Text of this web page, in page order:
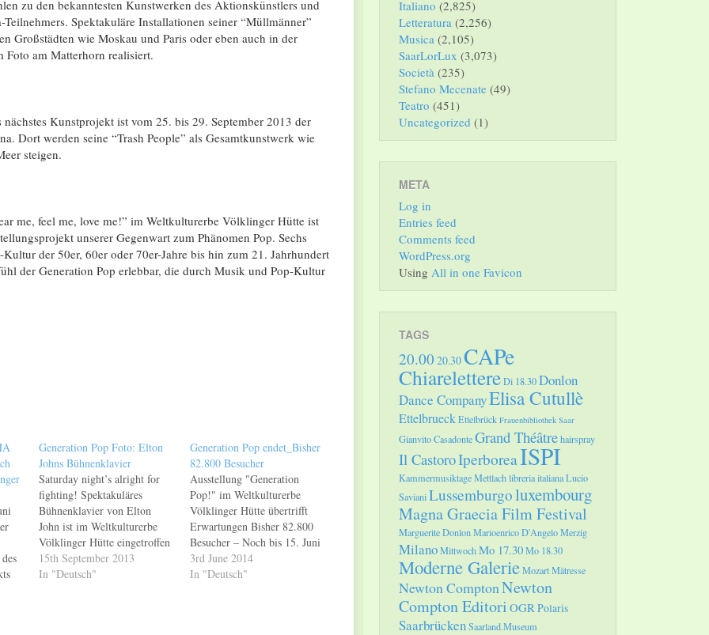
zu den bekanntesten Kunstwerken des Aktionskünstlers und
Spektakuläre Installationen seiner “Müllmänner”
Großstädten wie Moskau und Paris oder eben auch in der
am Matterhorn realisiert.
Kunstprojekt ist vom 25. bis 29. September 2013 der
Dort werden seine “Trash People” als Gesamtkunstwerk wie
steigen.
me, feel me, love me!” im Weltkulturerbe Völklinger Hütte ist
unserer Gegenwart zum Phänomen Pop. Sechs
der 50er, 60er oder 70er-Jahre bis hin zum 21. Jahrhundert
der Generation Pop erlebbar, die durch Musik und Pop-Kultur
Generation Pop Foto: Elton
Johns Bühnenklavier
Saturday night’s alright for
fighting! Spektakuläres
Bühnenklavier von Elton
John ist im Weltkulturerbe
Völklinger Hütte eingetroffen
Die Vorbereitungen zur
Großausstellung "Generation
15th September 2013
In "Deutsch"
Generation Pop endet_Bisher
82.800 Besucher
Ausstellung "Generation
Pop!" im Weltkulturerbe
Völklinger Hütte übertrifft
Erwartungen Bisher 82.800
Besucher – Noch bis 15. Juni
2014 geöffnet Am Sonntag,
den 15. Juni 2014, endet die
3rd June 2014
In "Deutsch"
Italiano (2,825)
Letteratura (2,256)
Musica (2,105)
SaarLorLux (3,073)
Società (235)
Stefano Mecenate (49)
Teatro (451)
Uncategorized (1)
META
Log in
Entries feed
Comments feed
WordPress.org
Using All in one Favicon
TAGS
20.00 20.30CAPe
ChiarelettereDi 18.30Donlon
Dance CompanyElisa Cutullè
EttelbrueckEttelbrück Frauenbibliothek Saar
Gianvito CasadonteGrand Théâtrehairspray
Il CastoroIperboreaISPI
Kammermusiktage Mettlachlibreria italianaLucio
SavianiLussemburgoluxembourg
Magna Graecia Film Festival
Marguerite DonlonMarioenrico D'AngeloMerzig
MilanoMittwochMo 17.30Mo 18.30
Moderne GalerieMozartMätresse
Newton ComptonNewton
Compton Editori OGRPolaris
SaarbrückenSaarland.Museum